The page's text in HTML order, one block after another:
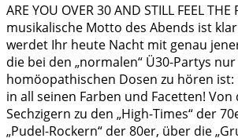
ARE YOU OVER 30 AND STILL FEEL THE
musikalische Motto des Abends ist
werdet Ihr heute Nacht mit genau
die bei den „normalen“ Ü30-Partys
homöopathischen Dosen zu hören ist:
in all seinen Farben und Facetten! Von
Sechzigern zu den „High-Times“ der
„Pudel-Rockern“ der 80er, über die